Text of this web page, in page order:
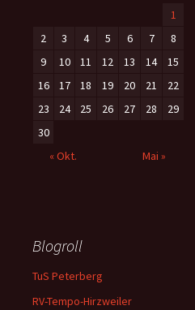
1
2
3 4 5 6 7
8
9
10 11 12 13 14
15
16
17 18 19 20 21
22
23
24 25 26 27 28
29
30
« Okt.
Mai »
Blogroll
TuS Peterberg
RV-Tempo-Hirzweiler